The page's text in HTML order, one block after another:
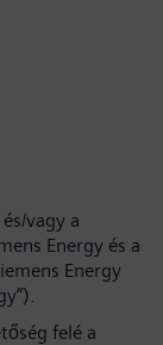
vagy a
Energy és a
Energy
felé a